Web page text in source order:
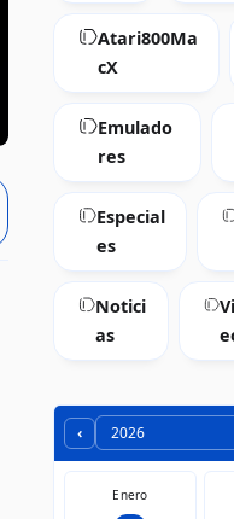
Atari800Ma
cX
Emulado
res
Especial
es
Notici
as
‹
Enero